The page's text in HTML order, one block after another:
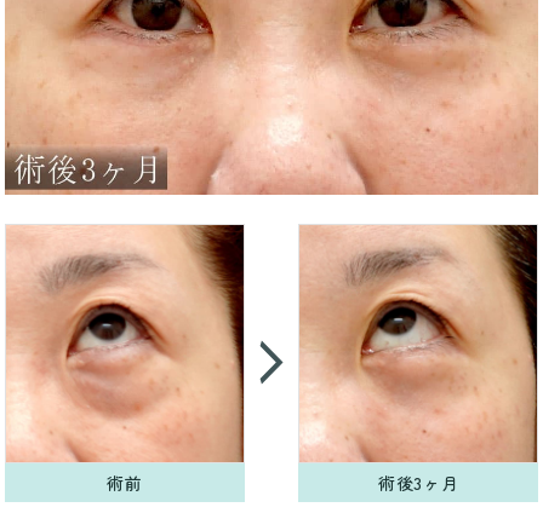
術前 術後3ヶ月